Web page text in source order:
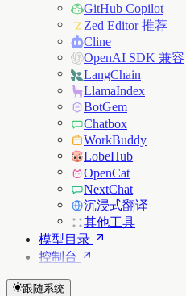
GitHub Copilot
Zed Editor 推荐
Cline
OpenAI SDK 兼容
LangChain
LlamaIndex
BotGem
Chatbox
WorkBuddy
LobeHub
OpenCat
NextChat
沉浸式翻译
其他工具
模型目录
控制台
跟随系统